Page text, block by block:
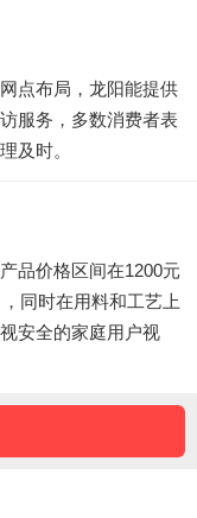
点布局，龙阳能提供
服务，多数消费者表
及时。
品价格区间在1200元
同时在用料和工艺上
安全的家庭用户视